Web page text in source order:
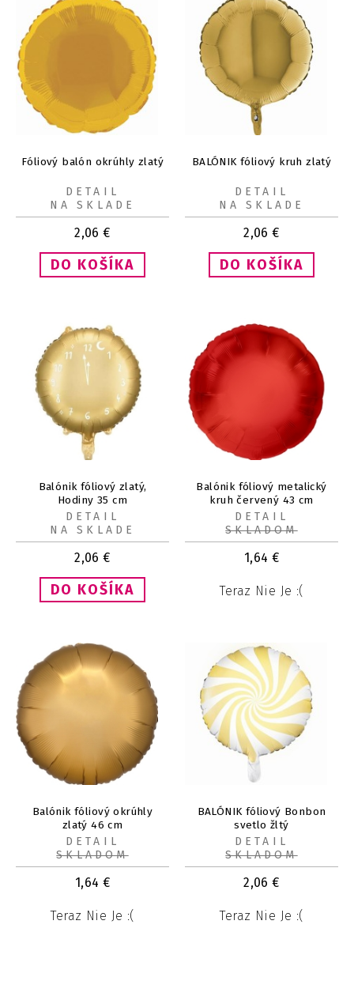
Fóliový balón okrúhly zlatý
2,06 €
DETAIL
NA SKLADE
BALÓNIK fóliový kruh zlatý
2,06 €
DETAIL
NA SKLADE
Balónik fóliový zlatý,
Hodiny 35 cm
2,06 €
DETAIL
NA SKLADE
Balónik fóliový metalický
kruh červený 43 cm
1,64 €
Teraz Nie Je :(
DETAIL
SKLADOM
Balónik fóliový okrúhly
zlatý 46 cm
1,64 €
Teraz Nie Je :(
DETAIL
SKLADOM
BALÓNIK fóliový Bonbon
svetlo žltý
2,06 €
Teraz Nie Je :(
DETAIL
SKLADOM